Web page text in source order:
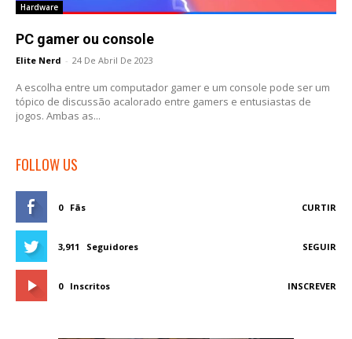
Hardware
PC gamer ou console
Elite Nerd - 24 De Abril De 2023
A escolha entre um computador gamer e um console pode ser um
tópico de discussão acalorado entre gamers e entusiastas de
jogos. Ambas as...
FOLLOW US
0 Fãs CURTIR
3,911 Seguidores SEGUIR
0 Inscritos INSCREVER